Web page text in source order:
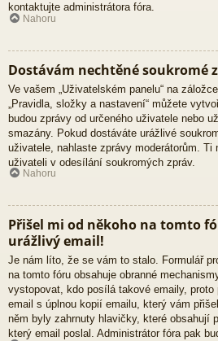
kontaktujte administrátora fóra.
Nahoru
Dostávám nechtěné soukromé
Ve vašem „Uživatelském panelu“ na
„Pravidla, složky a nastavení“ můžete
budou zprávy od určeného uživatele nebo
smazány. Pokud dostáváte urážlivé
uživatele, nahlaste zprávy moderátorům. Ti
uživateli v odesílání soukromých zpráv.
Nahoru
Přišel mi od někoho na tomto
urážlivý email!
Je nám líto, že se vám to stalo. Formulář
na tomto fóru obsahuje obranné
vystopovat, kdo posílá takové emaily, proto
email s úplnou kopií emailu, který vám
něm byly zahrnuty hlavičky, které obsahují
který email poslal. Administrátor fóra pak